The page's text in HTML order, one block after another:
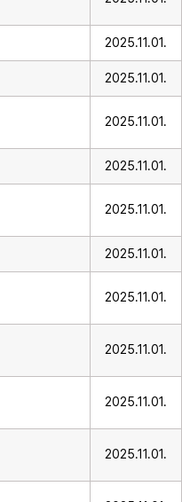
2025.11.01.
2025.11.01.
2025.11.01.
2025.11.01.
2025.11.01.
2025.11.01.
2025.11.01.
2025.11.01.
2025.11.01.
2025.11.01.